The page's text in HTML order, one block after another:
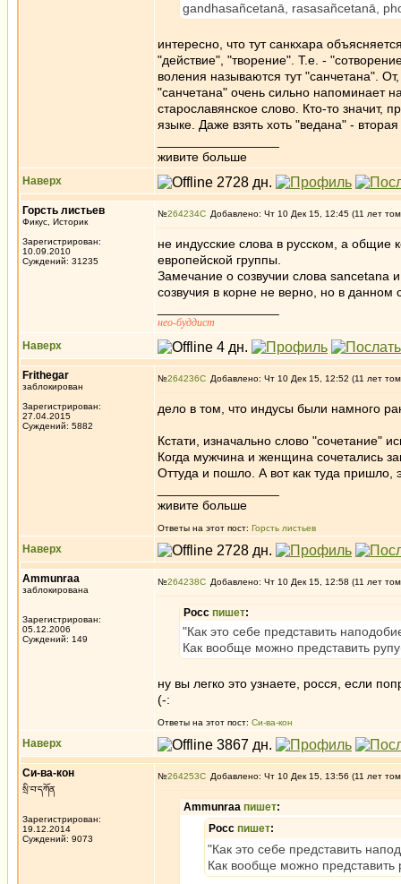
gandhasañcetanā, rasasañcetanā,
интересно, что тут санкхара
"действие", "творение". Т.е. -
воления называются тут "санчетана".
"санчетана" очень сильно напоминает
старославянское слово. Кто-то значит,
языке. Даже взять хоть "ведана" -
живите больше
Наверх
Горсть листьев
Фикус, Историк
Зарегистрирован:
10.09.2010
Суждений: 31235
№264234 Добавлено: Чт 10 Дек 15, 12:45 (11 лет
не индусские слова в русском, а общие
европейской группы.
Замечание о созвучии слова sancetana
созвучия в корне не верно, но в данном
нео-буддист
Наверх
Frithegar
заблокирован
Зарегистрирован:
27.04.2015
Суждений: 5882
№264236 Добавлено: Чт 10 Дек 15, 12:52 (11 лет
дело в том, что индусы были намного
Кстати, изначально слово "сочетание"
Когда мужчина и женщина сочетались
Оттуда и пошло. А вот как туда пришло,
живите больше
Ответы на этот пост: Горсть листьев
Наверх
Ammunraa
заблокирована
Зарегистрирован:
05.12.2006
Суждений: 149
№264238 Добавлено: Чт 10 Дек 15, 12:58 (11 лет
Росс пишет:
"Как это себе представить
Как вообще можно представить
ну вы легко это узнаете, росся, если
(-:
Ответы на этот пост: Си-ва-кон
Наверх
Си-ва-кон
སྲི་བ་དཀོན
Зарегистрирован:
19.12.2014
Суждений: 9073
№264253 Добавлено: Чт 10 Дек 15, 13:56 (11 лет
Ammunraa пишет:
Росс пишет:
"Как это себе представить
Как вообще можно